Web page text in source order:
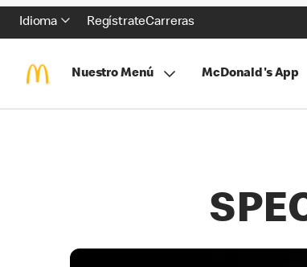
Idioma RegístrateCarreras
Nuestro Menú McDonald's App